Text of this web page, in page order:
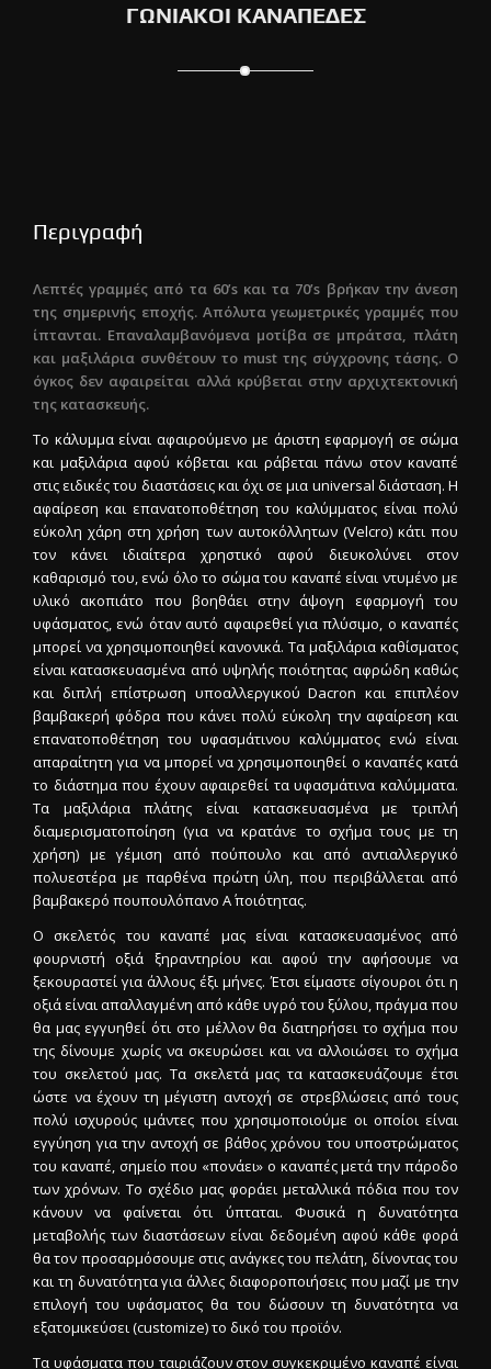
ΓΩΝΙΑΚΟΙ ΚΑΝΑΠΕΔΕΣ
Περιγραφή
Λεπτές γραμμές από τα 60’s και τα 70’s βρήκαν την άνεση
της σημερινής εποχής. Απόλυτα γεωμετρικές γραμμές που
ίπτανται. Επαναλαμβανόμενα μοτίβα σε μπράτσα, πλάτη
και μαξιλάρια συνθέτουν το must της σύγχρονης τάσης. Ο
όγκος δεν αφαιρείται αλλά κρύβεται στην αρχιχτεκτονική
της κατασκευής.
Το κάλυμμα είναι αφαιρούμενο με άριστη εφαρμογή σε σώμα
και μαξιλάρια αφού κόβεται και ράβεται πάνω στον καναπέ
στις ειδικές του διαστάσεις και όχι σε μια universal διάσταση. Η
αφαίρεση και επανατοποθέτηση του καλύμματος είναι πολύ
εύκολη χάρη στη χρήση των αυτοκόλλητων (Velcro) κάτι που
τον κάνει ιδιαίτερα χρηστικό αφού διευκολύνει στον
καθαρισμό του, ενώ όλο το σώμα του καναπέ είναι ντυμένο με
υλικό ακοπιάτο που βοηθάει στην άψογη εφαρμογή του
υφάσματος, ενώ όταν αυτό αφαιρεθεί για πλύσιμο, ο καναπές
μπορεί να χρησιμοποιηθεί κανονικά. Τα μαξιλάρια καθίσματος
είναι κατασκευασμένα από υψηλής ποιότητας αφρώδη καθώς
και διπλή επίστρωση υποαλλεργικού Dacron και επιπλέον
βαμβακερή φόδρα που κάνει πολύ εύκολη την αφαίρεση και
επανατοποθέτηση του υφασμάτινου καλύμματος ενώ είναι
απαραίτητη για να μπορεί να χρησιμοποιηθεί ο καναπές κατά
το διάστημα που έχουν αφαιρεθεί τα υφασμάτινα καλύμματα.
Τα μαξιλάρια πλάτης είναι κατασκευασμένα με τριπλή
διαμερισματοποίηση (για να κρατάνε το σχήμα τους με τη
χρήση) με γέμιση από πούπουλο και από αντιαλλεργικό
πολυεστέρα με παρθένα πρώτη ύλη, που περιβάλλεται από
βαμβακερό πουπουλόπανο Α΄ ποιότητας.
Ο σκελετός του καναπέ μας είναι κατασκευασμένος από
φουρνιστή οξιά ξηραντηρίου και αφού την αφήσουμε να
ξεκουραστεί για άλλους έξι μήνες. Έτσι είμαστε σίγουροι ότι η
οξιά είναι απαλλαγμένη από κάθε υγρό του ξύλου, πράγμα που
θα μας εγγυηθεί ότι στο μέλλον θα διατηρήσει το σχήμα που
της δίνουμε χωρίς να σκευρώσει και να αλλοιώσει το σχήμα
του σκελετού μας. Τα σκελετά μας τα κατασκευάζουμε έτσι
ώστε να έχουν τη μέγιστη αντοχή σε στρεβλώσεις από τους
πολύ ισχυρούς ιμάντες που χρησιμοποιούμε οι οποίοι είναι
εγγύηση για την αντοχή σε βάθος χρόνου του υποστρώματος
του καναπέ, σημείο που «πονάει» ο καναπές μετά την πάροδο
των χρόνων. Το σχέδιο μας φοράει μεταλλικά πόδια που τον
κάνουν να φαίνεται ότι ύπταται. Φυσικά η δυνατότητα
μεταβολής των διαστάσεων είναι δεδομένη αφού κάθε φορά
θα τον προσαρμόσουμε στις ανάγκες του πελάτη, δίνοντας του
και τη δυνατότητα για άλλες διαφοροποιήσεις που μαζί με την
επιλογή του υφάσματος θα του δώσουν τη δυνατότητα να
εξατομικεύσει (customize) το δικό του προϊόν.
Τα υφάσματα που ταιριάζουν στον συγκεκριμένο καναπέ είναι